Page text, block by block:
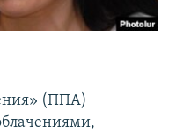
(ППА)